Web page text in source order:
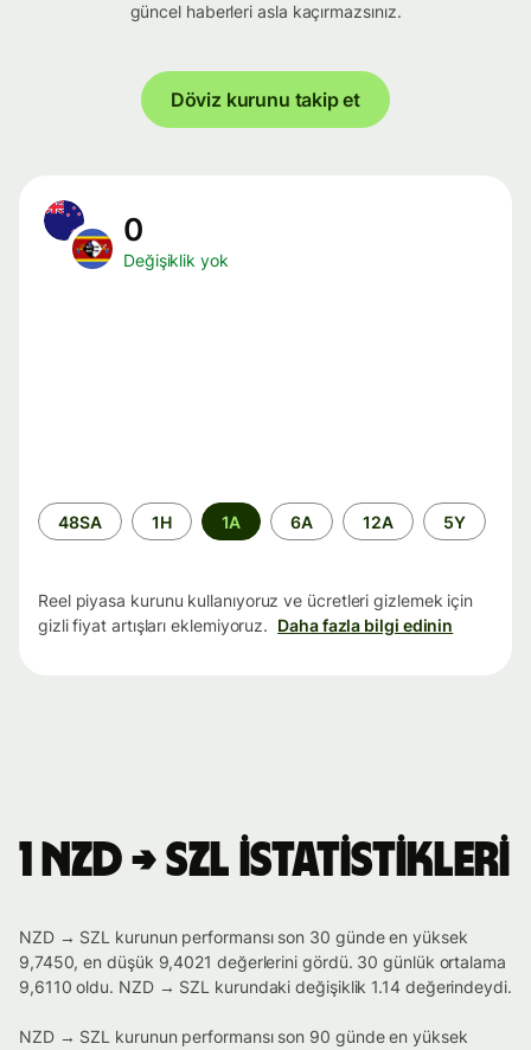
güncel haberleri asla kaçırmazsınız.
Döviz kurunu takip et
0
Değişiklik yok
Zaman
aralığı
48SA 1H 1A 6A 12A 5Y
Reel piyasa kurunu kullanıyoruz ve ücretleri gizlemek için
gizli fiyat artışları eklemiyoruz. Daha fazla bilgi edinin
1 NZD → SZL istatistikleri
NZD → SZL kurunun performansı son 30 günde en yüksek
9,7450, en düşük 9,4021 değerlerini gördü. 30 günlük ortalama
9,6110 oldu. NZD → SZL kurundaki değişiklik 1.14 değerindeydi.
NZD → SZL kurunun performansı son 90 günde en yüksek